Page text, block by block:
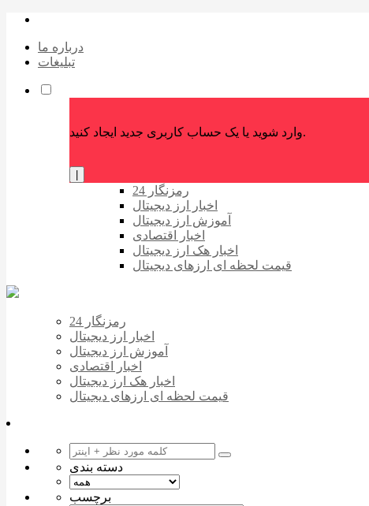
درباره ما
تبلیغات
وارد شوید یا یک حساب کاربری جدید ایجاد کنید.
رمزنگار 24
اخبار ارز دیجیتال
آموزش ارز دیجیتال
اخبار اقتصادی
اخبار هک ارز دیجیتال
قیمت لحظه ای ارزهای دیجیتال
رمزنگار 24
اخبار ارز دیجیتال
آموزش ارز دیجیتال
اخبار اقتصادی
اخبار هک ارز دیجیتال
قیمت لحظه ای ارزهای دیجیتال
دسته بندی
برچسب